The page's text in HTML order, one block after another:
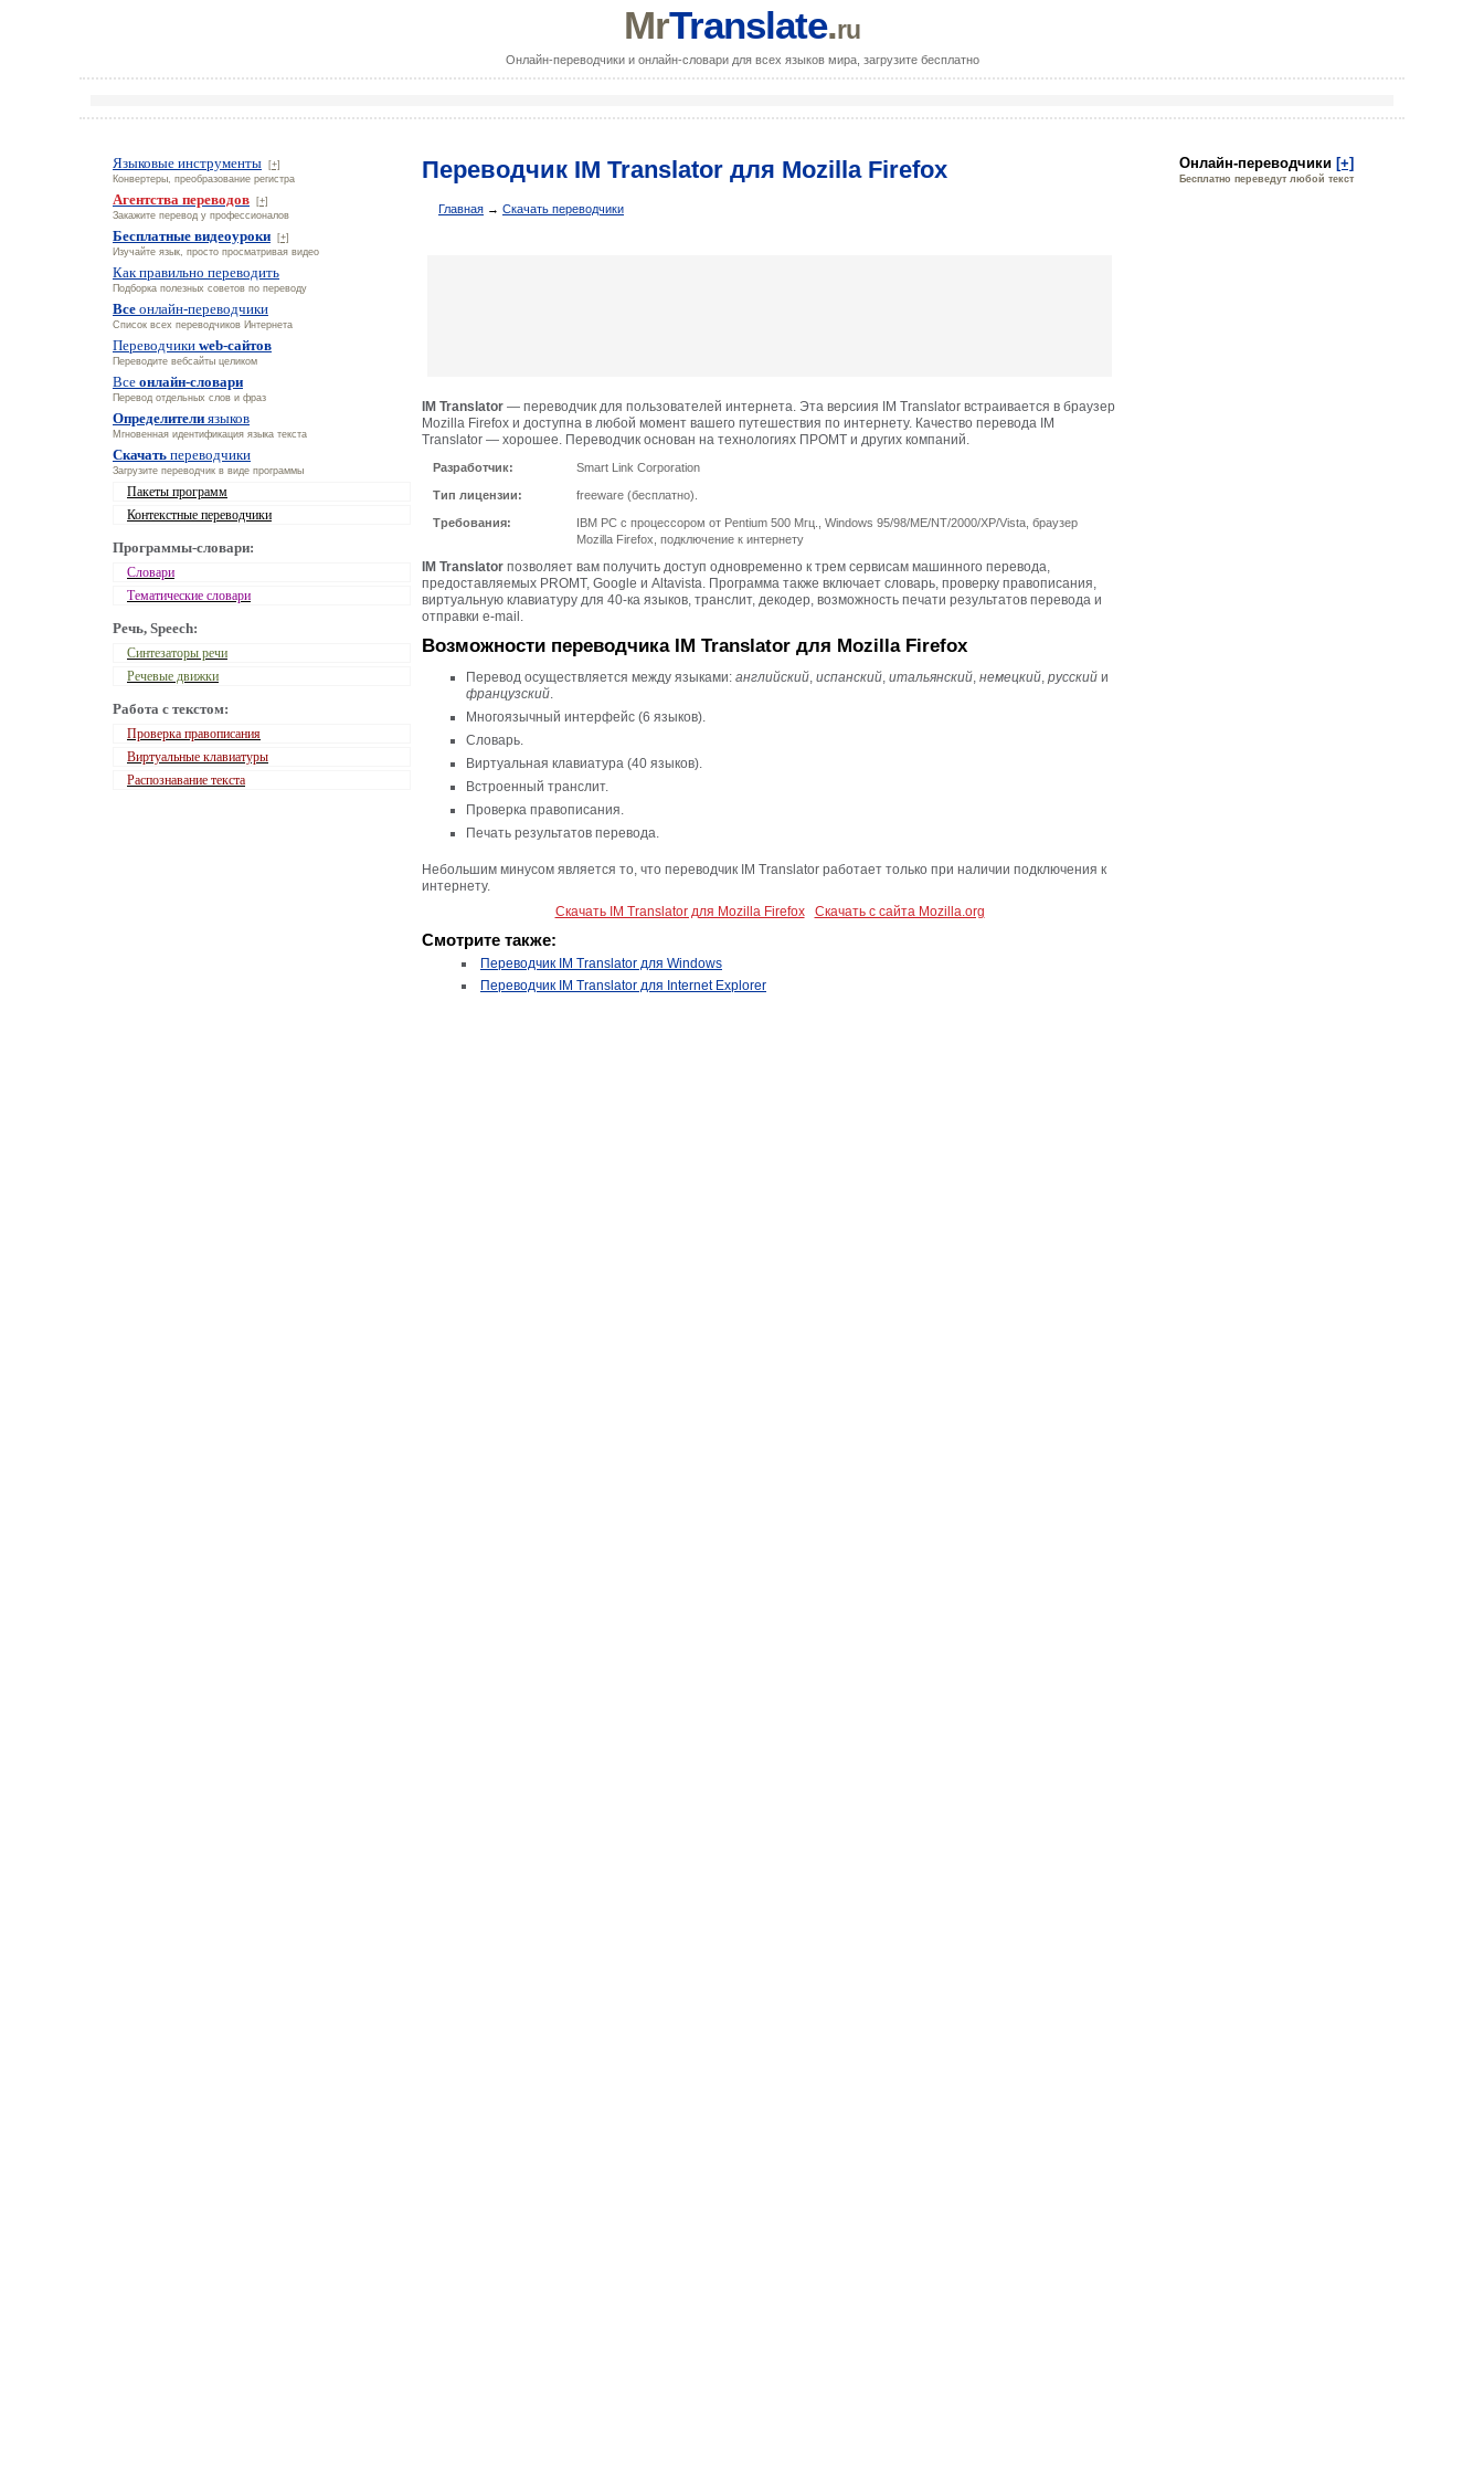
MrTranslate.ru
Онлайн-переводчики и онлайн-словари для всех языков мира, загрузите бесплатно
Языковые инструменты
[+]
Конвертеры, преобразование регистра
Агентства переводов
[+]
Закажите перевод у профессионалов
Бесплатные видеоуроки
[+]
Изучайте язык, просто просматривая видео
Как правильно переводить
Подборка полезных советов по переводу
Все онлайн-переводчики
Список всех переводчиков Интернета
Переводчики web-сайтов
Переводите вебсайты целиком
Все онлайн-словари
Перевод отдельных слов и фраз
Определители языков
Мгновенная идентификация языка текста
Скачать переводчики
Загрузите переводчик в виде программы
Пакеты программ
Контекстные переводчики
Программы-словари:
Словари
Тематические словари
Речь, Speech:
Синтезаторы речи
Речевые движки
Работа с текстом:
Проверка правописания
Виртуальные клавиатуры
Распознавание текста
Переводчик IM Translator для Mozilla Firefox
Главная → Скачать переводчики
IM Translator — переводчик для пользователей интернета. Эта версиия IM Translator встраивается в браузер
Mozilla Firefox и доступна в любой момент вашего путешествия по интернету. Качество перевода IM
Translator — хорошее. Переводчик основан на технологиях ПРОМТ и других компаний.
Разработчик: Smart Link Corporation
Тип лицензии: freeware (бесплатно).
Требования:
IBM PC с процессором от Pentium 500 Мгц., Windows 95/98/ME/NT/2000/XP/Vista, браузер
Mozilla Firefox, подключение к интернету
IM Translator позволяет вам получить доступ одновременно к трем сервисам машинного перевода,
предоставляемых PROMT, Google и Altavista. Программа также включает словарь, проверку правописания,
виртуальную клавиатуру для 40-ка языков, транслит, декодер, возможность печати результатов перевода и
отправки e-mail.
Возможности переводчика IM Translator для Mozilla Firefox
Перевод осуществляется между языками: английский, испанский, итальянский, немецкий, русский и
французский.
Многоязычный интерфейс (6 языков).
Словарь.
Виртуальная клавиатура (40 языков).
Встроенный транслит.
Проверка правописания.
Печать результатов перевода.
Небольшим минусом является то, что переводчик IM Translator работает только при наличии подключения к
интернету.
Скачать IM Translator для Mozilla Firefox
Скачать с сайта Mozilla.org
Смотрите также:
Переводчик IM Translator для Windows
Переводчик IM Translator для Internet Explorer
Онлайн-переводчики [+]
Бесплатно переведут любой текст